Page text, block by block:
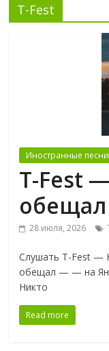
T-Fest
Иностранные песни
T-Fest
обещал
28 июля, 2026
Слушать T-Fest —
обещал — — на
Никто
Read more